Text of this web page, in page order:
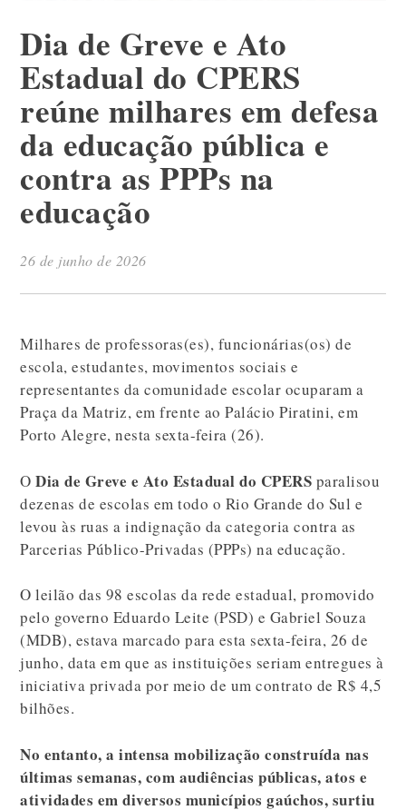
Dia de Greve e Ato
Estadual do CPERS
reúne milhares em defesa
da educação pública e
contra as PPPs na
educação
26 de junho de 2026
Milhares de professoras(es), funcionárias(os) de
escola, estudantes, movimentos sociais e
representantes da comunidade escolar ocuparam a
Praça da Matriz, em frente ao Palácio Piratini, em
Porto Alegre, nesta sexta-feira (26).
ODia de Greve e Ato Estadual do CPERS paralisou
dezenas de escolas em todo o Rio Grande do Sul e
levou às ruas a indignação da categoria contra as
Parcerias Público-Privadas (PPPs) na educação.
O leilão das 98 escolas da rede estadual, promovido
pelo governo Eduardo Leite (PSD) e Gabriel Souza
(MDB), estava marcado para esta sexta-feira, 26 de
junho, data em que as instituições seriam entregues à
iniciativa privada por meio de um contrato de R$ 4,5
bilhões.
No entanto, a intensa mobilização construída nas
últimas semanas, com audiências públicas, atos e
atividades em diversos municípios gaúchos, surtiu